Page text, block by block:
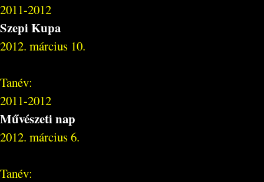
2011-2012
Szepi Kupa
2012. március 10.
Tanév:
2011-2012
Művészeti nap
2012. március 6.
Tanév: